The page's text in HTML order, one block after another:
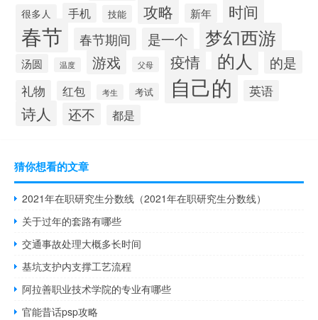
很多人 手机 技能 攻略 新年 时间
春节 春节期间 是一个 梦幻西游
汤圆 温度 游戏 父母 疫情 的人 的是
礼物 红包 考生 考试 自己的 英语
诗人 还不 都是
猜你想看的文章
2021年在职研究生分数线（2021年在职研究生分数线）
关于过年的套路有哪些
交通事故处理大概多长时间
基坑支护内支撑工艺流程
阿拉善职业技术学院的专业有哪些
官能昔话psp攻略